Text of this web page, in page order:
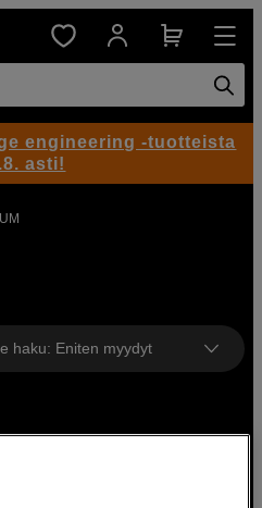
haku: Eniten myydyt
engineering -tuotteista
asti!